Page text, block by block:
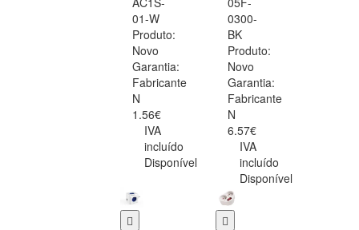
01-W
Produto:
Novo
Garantia:
Fabricante
N
1.56€
IVA
incluído
Disponível
0300-
BK
Produto:
Novo
Garantia:
Fabricante
N
6.57€
IVA
incluído
Disponível